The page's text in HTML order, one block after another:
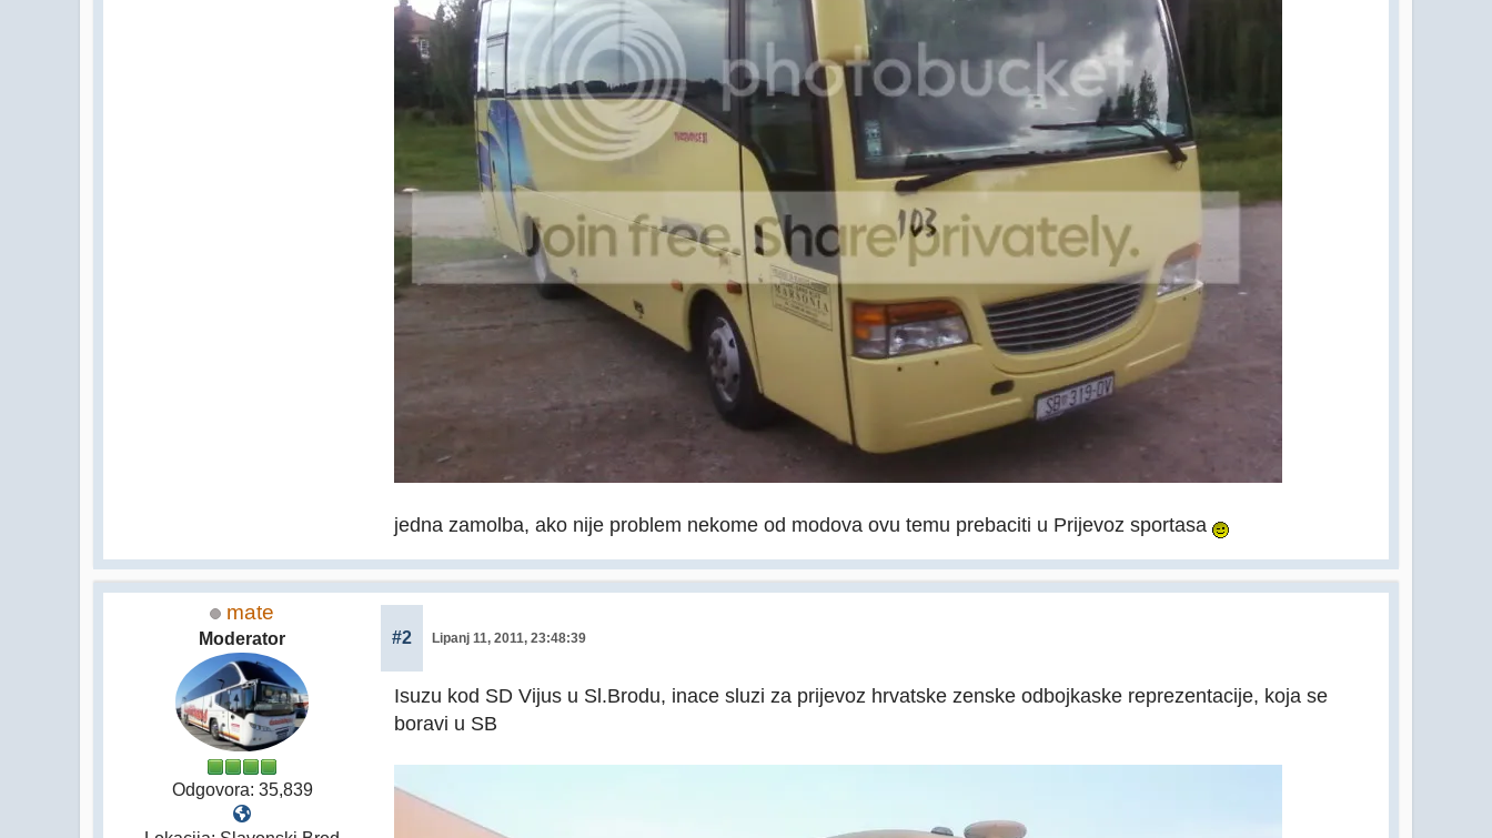
jedna zamolba, ako nije problem nekome od modova ovu temu prebaciti u Prijevoz sportasa
mate
Moderator
Odgovora: 35,839
#2 Lipanj 11, 2011, 23:48:39
Isuzu kod SD Vijus u Sl.Brodu, inace sluzi za prijevoz hrvatske zenske odbojkaske reprezentacije, koja se
boravi u SB